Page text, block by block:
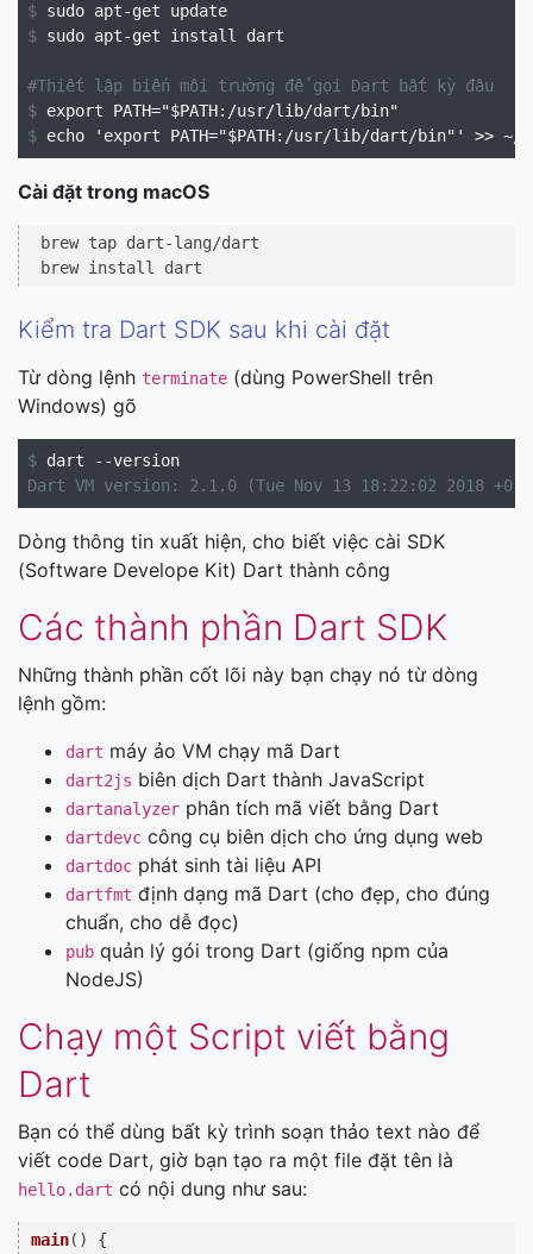
$
$ sudo apt-get install dart
#Thiết lập biến môi trường để gọi Dart bất kỳ đâu
$
$
Cài đặt trong macOS
brew tap dart-lang/dart
Kiểm tra Dart SDK sau khi cài đặt
Từ dòng lệnh terminate (dùng PowerShell trên
Windows) gõ
$
Dart VM version: 2.1.0 (Tue Nov 13 18:22:02 2018
Dòng thông tin xuất hiện, cho biết việc cài SDK
(Software Develope Kit) Dart thành công
Các thành phần Dart SDK
Những thành phần cốt lõi này bạn chạy nó từ dòng
lệnh gồm:
dart máy ảo VM chạy mã Dart
dart2js biên dịch Dart thành JavaScript
dartanalyzer phân tích mã viết bằng Dart
dartdevc công cụ biên dịch cho ứng dụng web
dartdoc phát sinh tài liệu API
dartfmt định dạng mã Dart (cho đẹp, cho đúng
chuẩn, cho dễ đọc)
pub quản lý gói trong Dart (giống npm của
NodeJS)
Chạy một Script viết bằng
Dart
Bạn có thể dùng bất kỳ trình soạn thảo text nào để
viết code Dart, giờ bạn tạo ra một file đặt tên là
hello.dart có nội dung như sau:
main( ) {